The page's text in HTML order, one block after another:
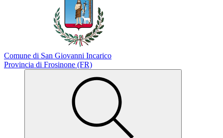
Comune di San Giovanni Incarico
Provincia di Frosinone (FR)